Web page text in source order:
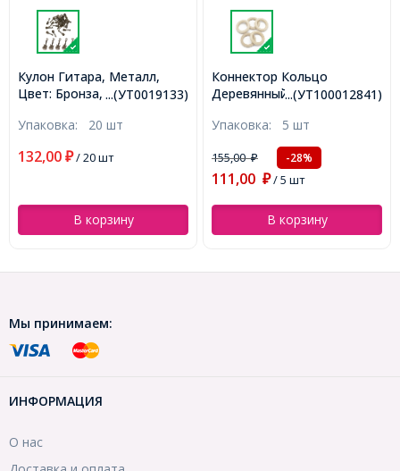
...(УТ100012841)
Коннектор Кольцо
Деревянный для Макраме,
Отв-тие 37мм,
Упаковка:
155,00₽
В корзину
Кулон Птица,
Нержавеющая Сталь,
20х1.1мм, Отверстие
1.5мм, (УТ100019630)
Упаковка:
161,00₽
116,00
В корзину
Мы принимаем:
ИНФОРМАЦИЯ
О нас